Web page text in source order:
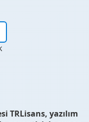
TRLisans, yazılım